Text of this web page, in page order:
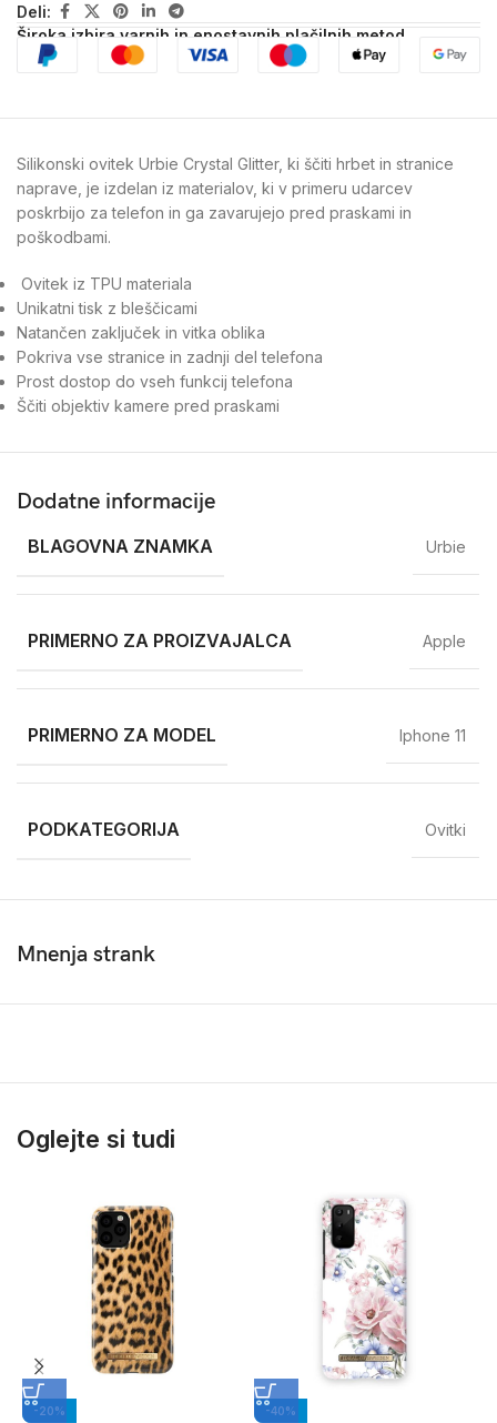
Deli:
Široka izbira varnih in enostavnih plačilnih metod
Silikonski ovitek Urbie Crystal Glitter, ki ščiti hrbet in stranice
naprave, je izdelan iz materialov, ki v primeru udarcev
poskrbijo za telefon in ga zavarujejo pred praskami in
poškodbami.
Ovitek iz TPU materiala
Unikatni tisk z bleščicami
Natančen zaključek in vitka oblika
Pokriva vse stranice in zadnji del telefona
Prost dostop do vseh funkcij telefona
Ščiti objektiv kamere pred praskami
Dodatne informacije
BLAGOVNA ZNAMKA Urbie
PRIMERNO ZA PROIZVAJALCA Apple
PRIMERNO ZA MODEL Iphone 11
PODKATEGORIJA Ovitki
Mnenja strank
Oglejte si tudi
-20% -40%